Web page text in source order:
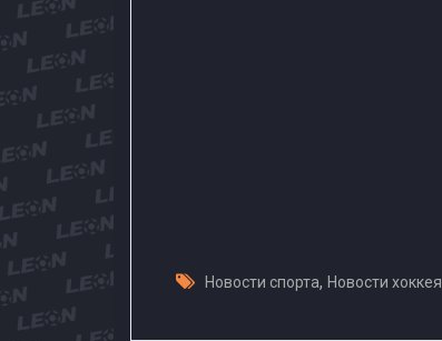
Новости спорта, Новости хоккея